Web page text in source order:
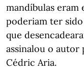
mandíbulas eram
poderiam ter
que
assinalou o autor
Cédric Aria.